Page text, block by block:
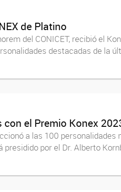
de Platino
del CONICET, recibió el
destacadas de la
el Premio Konex
a las 100
por el Dr. Alberto